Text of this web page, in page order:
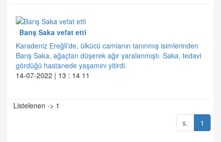
Barış Saka vefat etti
Karadeniz Ereğli’de, ülkücü camianın tanınmış isimlerinden
Barış Saka, ağaçtan düşerek ağır yaralanmıştı. Saka, tedavi
gördüğü hastanede yaşamını yitirdi.
14-07-2022 | 13 : 14 11
Listelenen -> 1
s.
1